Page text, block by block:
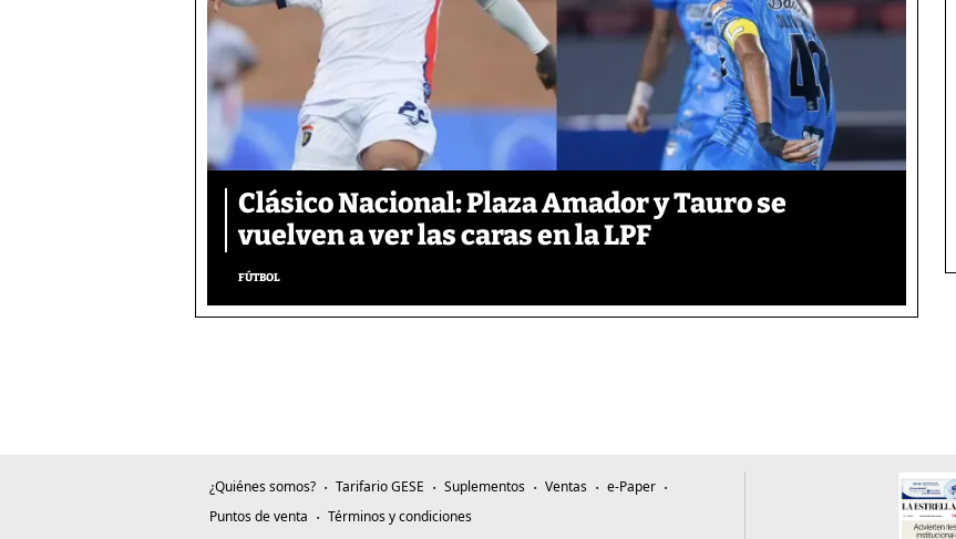
Clásico Nacional: Plaza Amador y Tauro se
vuelven a ver las caras en la LPF
FÚTBOL
¿Quiénes somos? Tarifario GESE Suplementos Ventas
e-Paper
Puntos de venta
Términos y condiciones